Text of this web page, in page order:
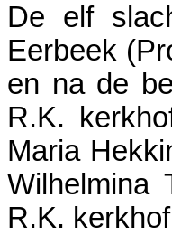
De elf
Eerbeek
en na de
R.K.
Maria
Wilhelmina
R.K.